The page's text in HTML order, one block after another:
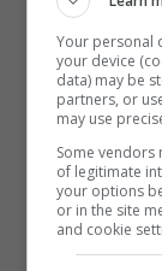
Your personal
your device
data) may be
partners, or
may use
Some
of legitimate
your options
or in the site
and cookie